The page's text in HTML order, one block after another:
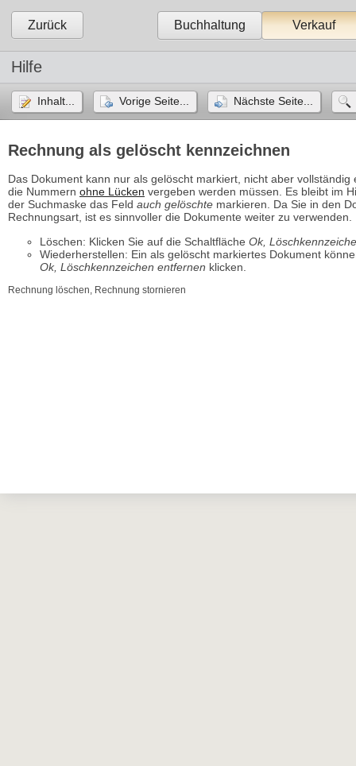
Zurück Buchhaltung Verkauf
Hilfe
Inhalt... Vorige Seite... Nächste Seite...
Rechnung als gelöscht kennzeichnen
Das Dokument kann nur als gelöscht markiert, nicht aber
die Nummern ohne Lücken vergeben werden müssen. Es bleibt im
der Suchmaske das Feld auch gelöschte markieren. Da Sie in den
Rechnungsart, ist es sinnvoller die Dokumente weiter zu verwenden.
Löschen: Klicken Sie auf die Schaltfläche Ok,
Wiederherstellen: Ein als gelöscht markiertes Dokument
Ok, Löschkennzeichen entfernen klicken.
Rechnung löschen, Rechnung stornieren